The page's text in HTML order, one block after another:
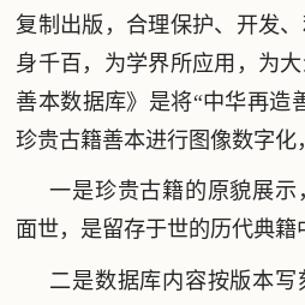
复制出版，合理保护、开发
身千百，为学界所应用，为
善本数据库》是将“中华再造
珍贵古籍善本进行图像数字化
一是珍贵古籍的原貌展
面世，是留存于世的历代典籍
二是数据库内容按版本